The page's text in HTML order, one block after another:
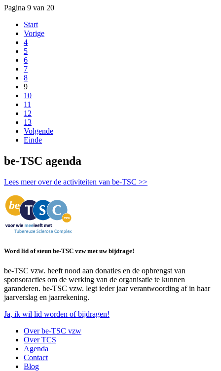
Pagina 9 van 20
Start
Vorige
4
5
6
7
8
9
10
11
12
13
Volgende
Einde
be-TSC agenda
Lees meer over de activiteiten van be-TSC >>
Word lid of steun be-TSC vzw met uw bijdrage!
be-TSC vzw. heeft nood aan donaties en de opbrengst van
sponsoracties om de werking van de organisatie te kunnen
garanderen. be-TSC vzw. legt ieder jaar verantwoording af in haar
jaarverslag en jaarrekening.
Ja, ik wil lid worden of bijdragen!
Over be-TSC vzw
Over TCS
Agenda
Contact
Blog